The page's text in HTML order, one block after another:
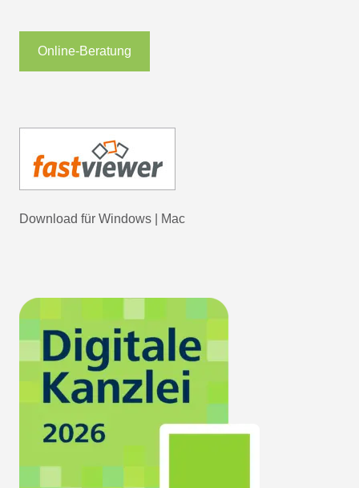
Online-Beratung
Download für Windows Mac